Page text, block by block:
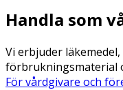
Handla som
Vi erbjuder
förbrukningsmaterial
För vårdgivare och